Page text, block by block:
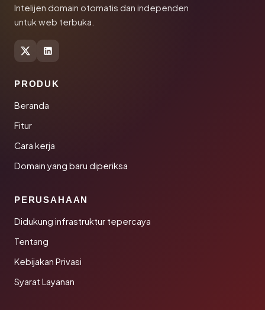
Intelijen domain otomatis dan independen
untuk web terbuka.
PRODUK
Beranda
Fitur
Cara kerja
Domain yang baru diperiksa
PERUSAHAAN
Didukung infrastruktur tepercaya
Tentang
Kebijakan Privasi
Syarat Layanan